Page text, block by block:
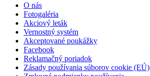
O nás
Fotogaléria
Akciový leták
Vernostný systém
Akceptované poukážky
Facebook
Reklamačný poriadok
Zásady používania súborov cookie (EÚ)